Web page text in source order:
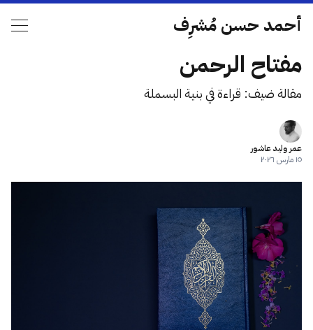
أحمد حسن مُشرِف
مفتاح الرحمن
مقالة ضيف: قراءة في بنية البسملة
عمر وليد عاشور
١٥ مارس ٢٠٢٦